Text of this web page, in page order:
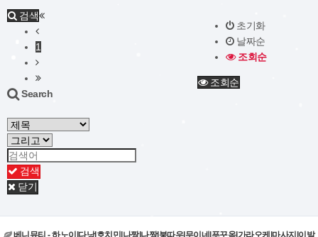
초기화
날짜순
조회순
조회순
검색
1
Search
검색
닫기
베니뮤티 - 하노이|다낭|호치민|나짱|나짱|붕따우|무이네|푸꾸옥|가라오케|마사지|이발